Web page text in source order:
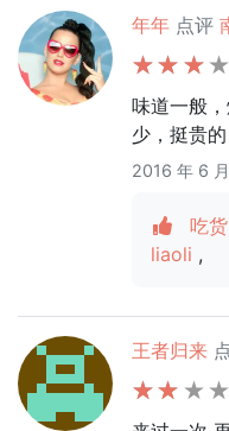
年年 点评
味道一般
少，挺贵的
2016 年 6
吃货
liaoli ,
王者归来